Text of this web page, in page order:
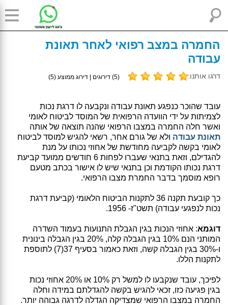
החמרה במצב רפואי לאחר תאונת
עבודה
דרגו אותנו: (
5) דירוגים | דירוג ממוצע (5
)
עובד שהוכר כנפגע תאונת עבודה ונקבעה לו דרגת נכות
לצמיתות על ידי הוועדה הרפואית של המוסד לביטוח לאומי
ואשר חלה החמרה במצבו הרפואי שהנה תוצאה של אותה
תאונת עבודה ולא של גורם אחר, רשאי להגיש למוסד לביטוח
לאומי בקשה לקביעה מחודשת של אחוזי נכותו על מנת
להגדילם, וזאת בתנאי שעברו לפחות 6 חודשים ממועד קביעת
דרגת נכותו הקודמת וכן בתנאי שיש לו אישור בכתב מטעם
רופא מוסמך בדבר החמרת מצבו הרפואי.
כך קובעת תקנה 36 לתקנות הביטוח הלאומי (קביעת דרגת
נכות לנפגעי עבודה) תשט"ז- 1956.
דוגמא: אחוזי הנכות בגין הגבלת התנועות בעמוד השדרה
המותני הנם 10% בגין הגבלה קלה, 20% בגין הגבלה בינונית
ו-30% בגין הגבלה קשה, וזאת כאמור בסעיף 37(7) לתוספת
לתקנות הללו.
לפיכך, עובד שנקבעו לו למשל רק 10% או 20% אחוזי נכות
בגין פגיעה כזו, זכאי להגיש בקשה להגדלתם במידה וחלה
החמרה במצבו הרפואי שמצדיקה הגדלה לדרגה גבוהה יותר.